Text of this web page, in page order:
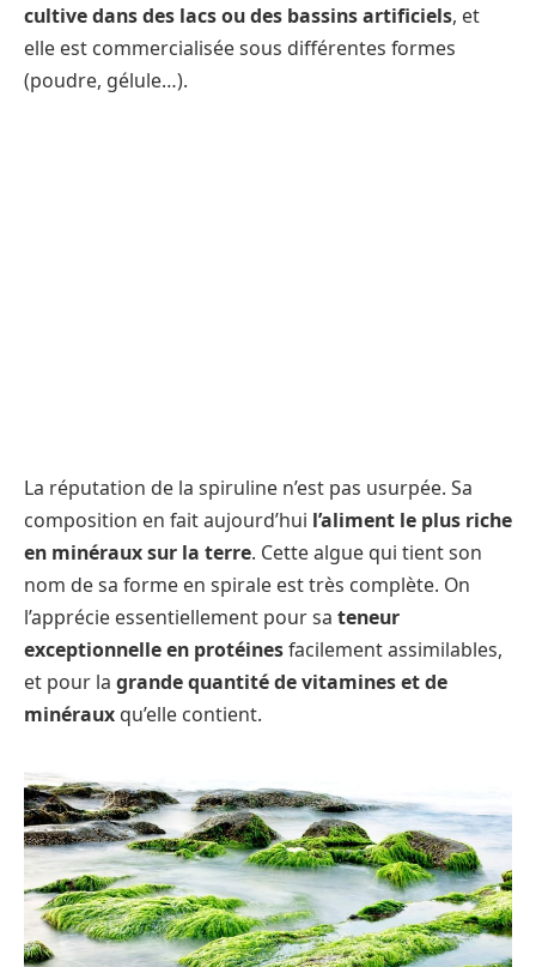
cultive dans des lacs ou des bassins artificiels, et
elle est commercialisée sous différentes formes
(poudre, gélule…).
La réputation de la spiruline n’est pas usurpée. Sa
composition en fait aujourd’hui l’aliment le plus riche
en minéraux sur la terre. Cette algue qui tient son
nom de sa forme en spirale est très complète. On
l’apprécie essentiellement pour sa teneur
exceptionnelle en protéinesfacilement assimilables,
et pour la grande quantité de vitamines et de
minéraux qu’elle contient.